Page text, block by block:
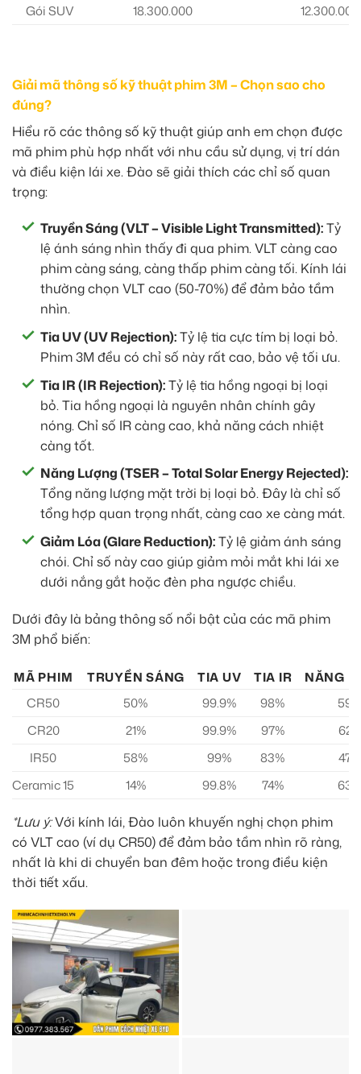
Gói SUV 18.300.000 12.300.000
Giải mã thông số kỹ thuật phim 3M – Chọn sao cho
đúng?
Hiểu rõ các thông số kỹ thuật giúp anh em chọn được
mã phim phù hợp nhất với nhu cầu sử dụng, vị trí dán
và điều kiện lái xe. Đào sẽ giải thích các chỉ số quan
trọng:
Truyền Sáng (VLT – Visible Light Transmitted):Tỷ
lệ ánh sáng nhìn thấy đi qua phim. VLT càng cao
phim càng sáng, càng thấp phim càng tối. Kính lái
thường chọn VLT cao (50-70%) để đảm bảo tầm
nhìn.
Tia UV (UV Rejection):Tỷ lệ tia cực tím bị loại bỏ.
Phim 3M đều có chỉ số này rất cao, bảo vệ tối ưu.
Tia IR (IR Rejection):Tỷ lệ tia hồng ngoại bị loại
bỏ. Tia hồng ngoại là nguyên nhân chính gây
nóng. Chỉ số IR càng cao, khả năng cách nhiệt
càng tốt.
Năng Lượng (TSER – Total Solar Energy Rejected):
Tổng năng lượng mặt trời bị loại bỏ. Đây là chỉ số
tổng hợp quan trọng nhất, càng cao xe càng mát.
Giảm Lóa (Glare Reduction):Tỷ lệ giảm ánh sáng
chói. Chỉ số này cao giúp giảm mỏi mắt khi lái xe
dưới nắng gắt hoặc đèn pha ngược chiều.
Dưới đây là bảng thông số nổi bật của các mã phim
3M phổ biến:
MÃ PHIM TRUYỀN SÁNG TIA UV TIA IR
NĂNG
CR50
50% 99.9% 98%
CR20
21% 99.9% 97%
IR50
58% 99% 83%
47%
Ceramic 15
14% 99.8% 74%
*Lưu ý:Với kính lái, Đào luôn khuyến nghị chọn phim
có VLT cao (ví dụ CR50) để đảm bảo tầm nhìn rõ ràng,
nhất là khi di chuyển ban đêm hoặc trong điều kiện
thời tiết xấu.